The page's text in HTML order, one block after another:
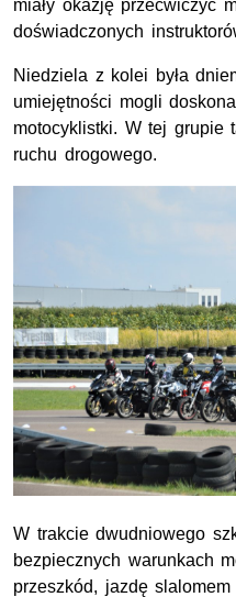
miały okazję przećwiczyć
doświadczonych
Niedziela z kolei była
umiejętności mogli
motocyklistki. W tej grupie
ruchu drogowego.
W trakcie dwudniowego
bezpiecznych warunkach
przeszkód, jazdę